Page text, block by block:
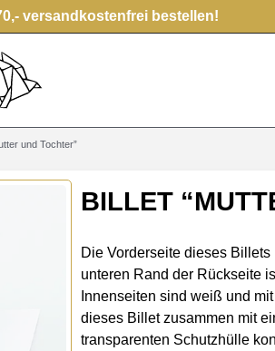
versandkostenfrei bestellen!
und Tochter”
BILLET
Die Vorderseite dieses
unteren Rand der Rückseite
Innenseiten sind weiß und
dieses Billet zusammen mit
transparenten Schutzhülle